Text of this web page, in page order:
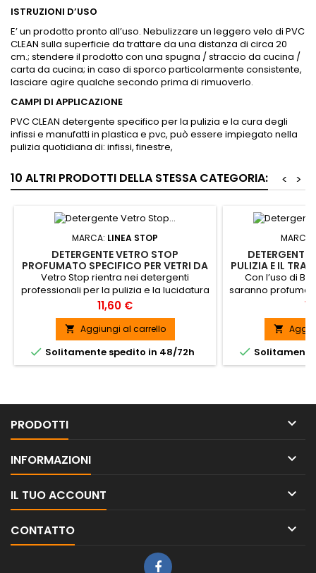
ISTRUZIONI D’USO
E’ un prodotto pronto all’uso. Nebulizzare un leggero velo di PVC
CLEAN sulla superficie da trattare da una distanza di circa 20
cm.; stendere il prodotto con una spugna / straccio da cucina /
carta da cucina; in caso di sporco particolarmente consistente,
lasciare agire qualche secondo prima di rimuoverlo.
CAMPI DI APPLICAZIONE
PVC CLEAN detergente specifico per la pulizia e la cura degli
infissi e manufatti in plastica e pvc, può essere impiegato nella
pulizia quotidiana di: infissi, finestre,
10 ALTRI PRODOTTI DELLA STESSA CATEGORIA: >
<
MARCA: LINEA STOP
DETERGENTE VETRO STOP
PROFUMATO SPECIFICO PER VETRI DA
750 ML
Vetro Stop rientra nei detergenti
professionali per la pulizia e la lucidatura
di vetri, specchi e infissi della tua casa.
SPEDIZIONE GRATUITA
Prezzo
11,60 €
 Aggiungi al carrello
 Solitamente spedito in 48/72h
MARCA:
DETERGENTE
PULIZIA E IL
IN
Con l’uso di
saranno
principe degli


PRODOTTI 
INFORMAZIONI 
IL TUO ACCOUNT 
CONTATTO 